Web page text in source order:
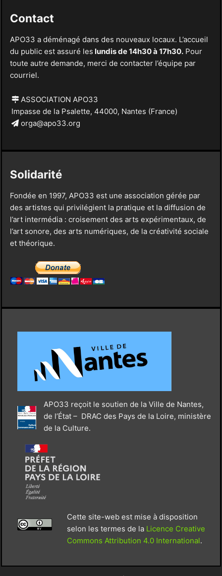
Contact
APO33 a déménagé dans des nouveaux locaux. L’accueil
du public est assuré les lundis de 14h30 à 17h30.Pour
toute autre demande, merci de contacter l’équipe par
courriel.
ASSOCIATION APO33
Impasse de la Psalette, 44000, Nantes (France)
orga@apo33.org
Solidarité
Fondée en 1997, APO33 est une association gérée par
des artistes qui privilégient la pratique et la diffusion de
l’art intermédia : croisement des arts expérimentaux, de
l’art sonore, des arts numériques, de la créativité sociale
et théorique.
APO33 reçoit le soutien de la Ville de Nantes,
de l’État – DRAC des Pays de la Loire, ministère
de la Culture.
Cette site-web est mise à disposition
selon les termes de la Licence Creative
Commons Attribution 4.0 International.